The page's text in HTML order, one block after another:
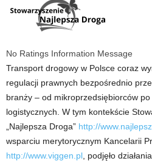
No Ratings Information Message
Transport drogowy w Polsce coraz
regulacji prawnych bezpośrednio
branży – od mikroprzedsiębiorców
logistycznych. W tym kontekście
„Najlepsza Droga” http://
wsparciu merytorycznym Kancelarii
http://www.viggen.pl , podjęło